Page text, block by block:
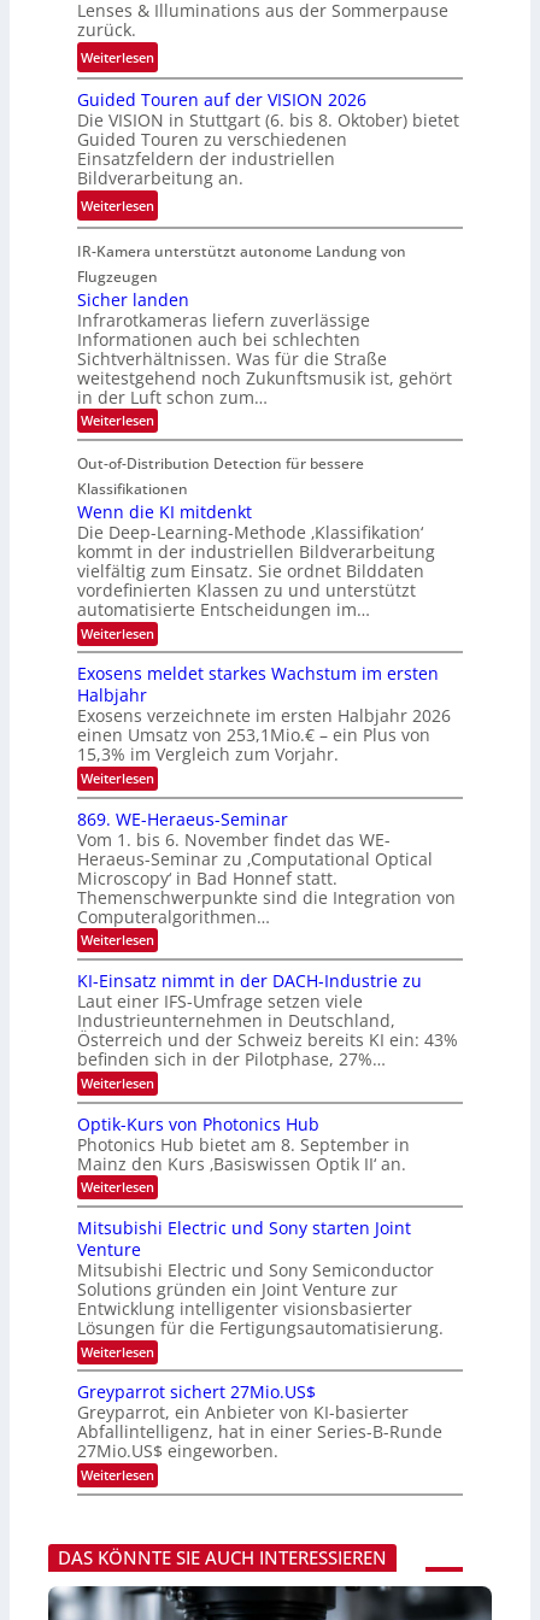
e
c
h
i
k
t
w
i
s
c
h
e
n
4
K
-
M
e
m
s
u
n
d
M
a
n
t
i
S
p
e
c
t
r
g
r
e
z
t
e
M
ö
g
l
i
c
h
k
e
i
t
e
Lenses & Illuminations aus der Sommerpause
zurück.
Weiterlesen:
R
ü
c
k
k
e
h
d
e
r
i
n
V
I
S
I
O
N
T
e
c
h
T
a
l
k
Guided Touren auf der VISION 2026
Die VISION in Stuttgart (6. bis 8. Oktober) bietet
Guided Touren zu verschiedenen
Einsatzfeldern der industriellen
Bildverarbeitung an.
Weiterlesen:
G
u
i
d
e
d
T
o
u
r
u
d
e
r
V
S
O
N
2
0
2
6
IR-Kamera unterstützt autonome Landung von
Flugzeugen
Sicher landen
Infrarotkameras liefern zuverlässige
Informationen auch bei schlechten
Sichtverhältnissen. Was für die Straße
weitestgehend noch Zukunftsmusik ist, gehört
in der Luft schon zum…
Weiterlesen:
S
c
h
l
a
n
d
e
n
Out-of-Distribution Detection für bessere
Klassifikationen
Wenn die KI mitdenkt
Die Deep-Learning-Methode ‚Klassifikation‘
kommt in der industriellen Bildverarbeitung
vielfältig zum Einsatz. Sie ordnet Bilddaten
vordefinierten Klassen zu und unterstützt
automatisierte Entscheidungen im…
Weiterlesen:
W
n
d
i
e
K
I
m
i
t
d
e
n
k
t
Exosens meldet starkes Wachstum im ersten
Halbjahr
Exosens verzeichnete im ersten Halbjahr 2026
einen Umsatz von 253,1Mio.€ – ein Plus von
15,3% im Vergleich zum Vorjahr.
Weiterlesen:
E
x
o
s
e
n
s
m
e
l
d
e
t
s
t
a
r
k
e
W
a
c
h
s
u
i
m
e
r
s
t
e
n
H
a
l
b
j
a
869. WE-Heraeus-Seminar
Vom 1. bis 6. November findet das WE-
Heraeus-Seminar zu ‚Computational Optical
Microscopy‘ in Bad Honnef statt.
Themenschwerpunkte sind die Integration von
Computeralgorithmen…
Weiterlesen:
8
9
.
W
E
-
H
e
r
a
e
u
s
-
S
e
n
a
r
KI-Einsatz nimmt in der DACH-Industrie zu
Laut einer IFS-Umfrage setzen viele
Industrieunternehmen in Deutschland,
Österreich und der Schweiz bereits KI ein: 43%
befinden sich in der Pilotphase, 27%…
Weiterlesen:
K
-
E
i
n
s
t
n
m
m
t
i
n
d
e
r
D
A
C
H
d
u
s
Optik-Kurs von Photonics Hub
Photonics Hub bietet am 8. September in
Mainz den Kurs ‚Basiswissen Optik II‘ an.
Weiterlesen:
O
p
t
k
-
K
u
r
s
v
o
n
P
h
o
t
o
c
s
H
u
Mitsubishi Electric und Sony starten Joint
Venture
Mitsubishi Electric und Sony Semiconductor
Solutions gründen ein Joint Venture zur
Entwicklung intelligenter visionsbasierter
Lösungen für die Fertigungsautomatisierung.
Weiterlesen:
M
t
s
u
b
i
s
h
l
e
c
Greyparrot sichert 27Mio.US$
Greyparrot, ein Anbieter von KI-basierter
Abfallintelligenz, hat in einer Series-B-Runde
27Mio.US$ eingeworben.
Weiterlesen:
G
y
p
a
r
DAS KÖNNTE SIE AUCH INTERESSIEREN